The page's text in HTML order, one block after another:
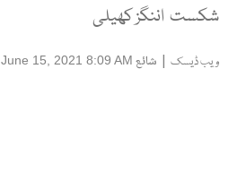
شکست اننگز کھیلی
ویب ڈیسک | شائع June 15, 2021 8:09 AM